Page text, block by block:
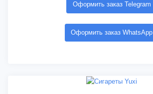
Оформить заказ Telegram
Оформить заказ WhatsApp